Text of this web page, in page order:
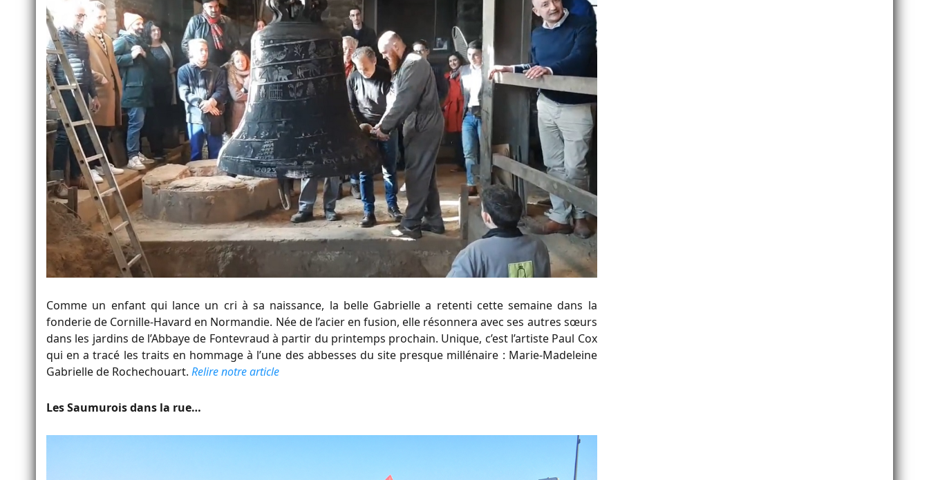
Comme un enfant qui lance un cri à sa naissance, la belle Gabrielle a retenti cette semaine dans la
fonderie de Cornille-Havard en Normandie. Née de l’acier en fusion, elle résonnera avec ses autres sœurs
dans les jardins de l’Abbaye de Fontevraud à partir du printemps prochain. Unique, c’est l’artiste Paul Cox
qui en a tracé les traits en hommage à l’une des abbesses du site presque millénaire : Marie-Madeleine
Gabrielle de Rochechouart. Relire notre article
Les Saumurois dans la rue…